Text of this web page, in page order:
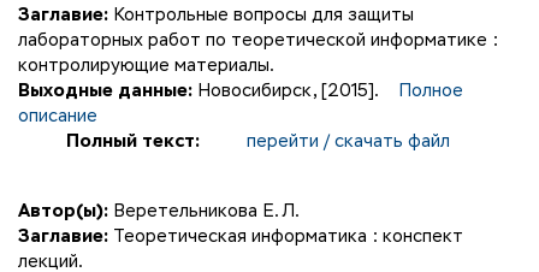
Заглавие: Контрольные вопросы для защиты
лабораторных работ по теоретической информатике :
контролирующие материалы.
Выходные данные: Новосибирск, [2015].
Полное
описание
Полный текст:
перейти / скачать файл
Автор(ы): Веретельникова Е. Л.
Заглавие: Теоретическая информатика : конспект
лекций.